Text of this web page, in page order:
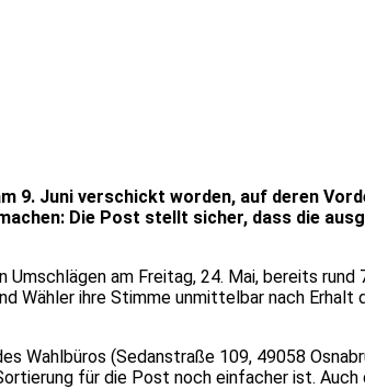
9. Juni verschickt worden, auf deren
Die Post stellt sicher, dass die
am Freitag, 24. Mai, bereits
Wähler ihre Stimme unmittelbar nach
Wahlbüros (Sedanstraße 109, 49058
für die Post noch einfacher ist.